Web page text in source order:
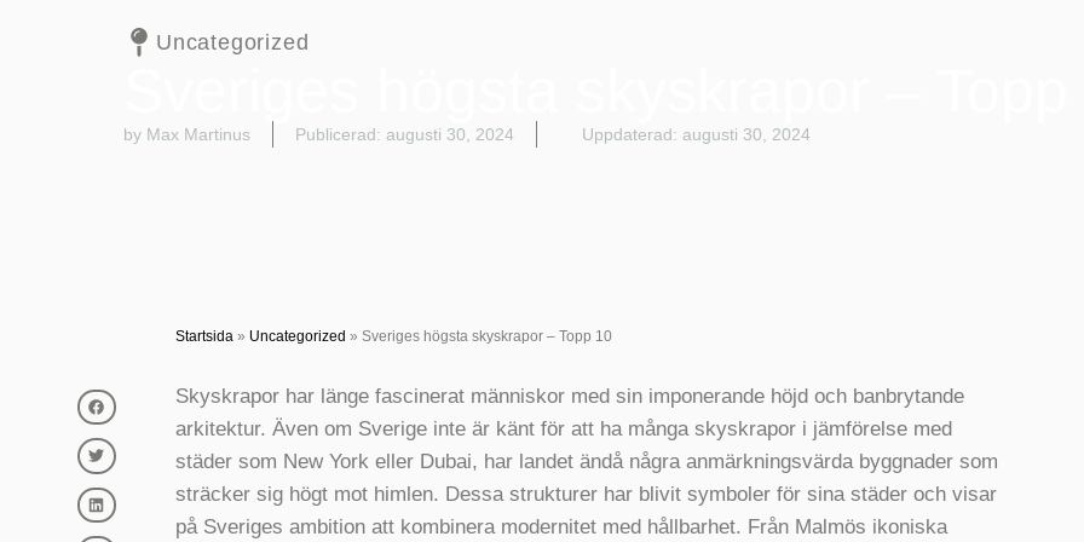
Uncategorized
by Max Martinus Publicerad: augusti 30, 2024 Uppdaterad: augusti 30, 2024
Startsida» Uncategorized » Sveriges högsta skyskrapor – Topp 10
Skyskrapor har länge fascinerat människor med sin imponerande höjd och banbrytande
arkitektur. Även om Sverige inte är känt för att ha många skyskrapor i jämförelse med
städer som New York eller Dubai, har landet ändå några anmärkningsvärda byggnader som
sträcker sig högt mot himlen. Dessa strukturer har blivit symboler för sina städer och visar
på Sveriges ambition att kombinera modernitet med hållbarhet. Från Malmös ikoniska